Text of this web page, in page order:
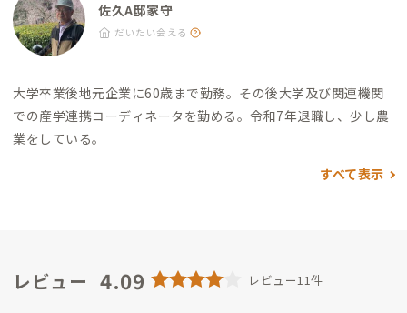
佐久A邸家守
だいたい会える
大学卒業後地元企業に60歳まで勤務。その後大学及び関連機関
での産学連携コーディネータを勤める。令和7年退職し、少し農
業をしている。
すべて表示
レビュー 4.09 レビュー11件